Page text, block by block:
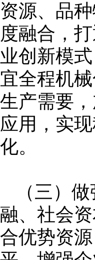
资源、品
度融合，
业创新模
宜全程机
生产需要
应用，实
化。
（三）
融、社会
合优势资